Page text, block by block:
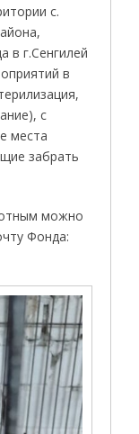
с.
в г.Сенгилей
в
с
места
забрать
можно
Фонда: